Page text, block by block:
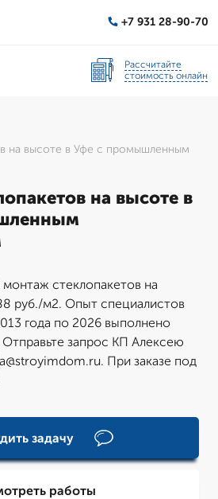
+7 931 28-90-70
Рассчитайте
стоимость онлайн
на высоте в Уфе с промышленным
на высоте в
стеклопакетов на
руб./м2. Опыт специалистов
года по 2026 выполнено
Отправьте запрос КП Алексею
При заказе под
задачу
работы